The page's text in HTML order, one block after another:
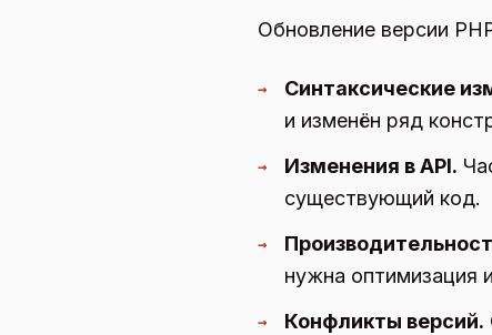
Обновление версии
→ Синтаксические
и изменён ряд
→ Изменения в API.
существующий код.
→
нужна оптимизация
→ Конфликты версий.